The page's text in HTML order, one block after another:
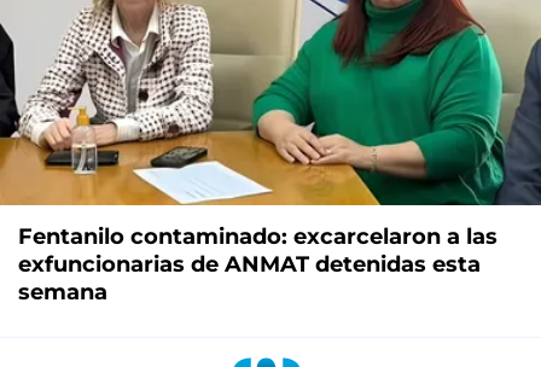
Fentanilo contaminado: excarcelaron a las
exfuncionarias de ANMAT detenidas esta
semana